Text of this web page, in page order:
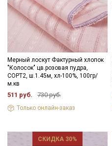
Мерный лоскут Фактурный хлопок
"Колосок" цв.розовая пудра,
СОРТ2, ш.1.45м, хл-100%, 100гр/
м.кв
511 руб. 730 руб.
Только онлайн-заказ
СКИДКА 30%